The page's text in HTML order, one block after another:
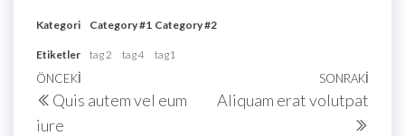
Kategori Category #1 Category #2
Etiketler tag 2 tag 4 tag1
Yazı
gezinmesi
Önceki
Yazı
ÖNCEKI
Quis autem vel eum
iure
SONRAKI
Aliquam erat volutpat